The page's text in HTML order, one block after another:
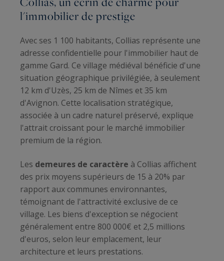
l'immobilier de prestige
Avec ses 1 100 habitants, Collias représente une
adresse confidentielle pour l'immobilier haut de
gamme Gard. Ce village médiéval bénéficie d'une
situation géographique privilégiée, à seulement
12 km d'Uzès, 25 km de Nîmes et 35 km
d'Avignon. Cette localisation stratégique,
associée à un cadre naturel préservé, explique
l'attrait croissant pour le marché immobilier
premium de la région.
Les demeures de caractère à Collias affichent
des prix moyens supérieurs de 15 à 20% par
rapport aux communes environnantes,
témoignant de l'attractivité exclusive de ce
village. Les biens d'exception se négocient
généralement entre 800 000€ et 2,5 millions
d'euros, selon leur emplacement, leur
architecture et leurs prestations.